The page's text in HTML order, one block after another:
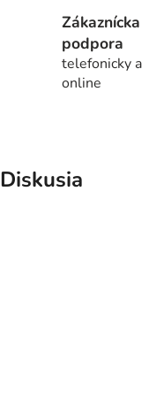
Zákaznícka
podpora
telefonicky a
online
Diskusia